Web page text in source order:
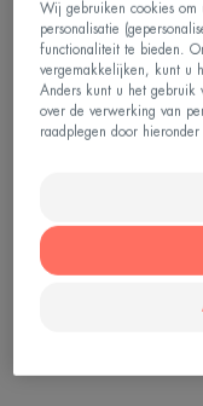
zeer
imago dat zij
tieners in de
is vanacne, kan
tiener zich op
Link naar Vette
Huid met neiging
Wij gebruiken cookies om
personalisatie
functionaliteit te bieden.
vergemakkelijken, kunt u
Anders kunt u het gebruik
over de verwerking van
raadplegen door